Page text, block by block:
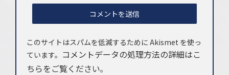
このサイトはスパムを低減するために Akismet を使っ
ています。 コメントデータの処理方法の詳細はこ
ちらをご覧ください。